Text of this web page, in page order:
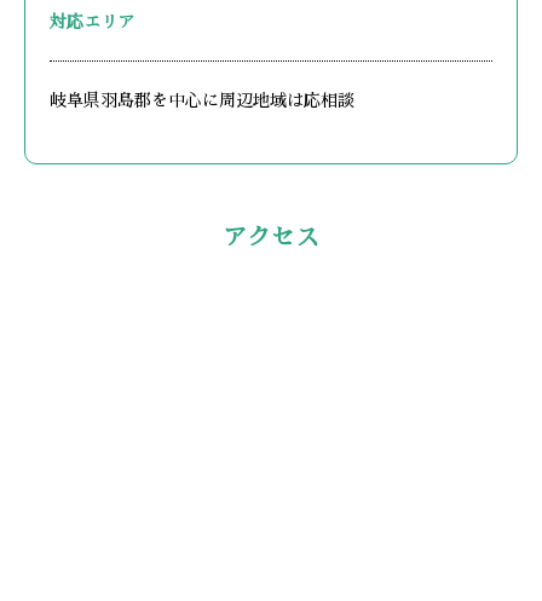
対応エリア
岐阜県羽島郡を中心に周辺地域は応相談
アクセス